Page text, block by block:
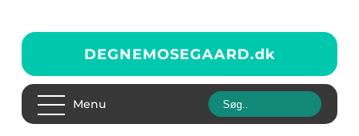
DEGNEMOSEGAARD.dk
Menu